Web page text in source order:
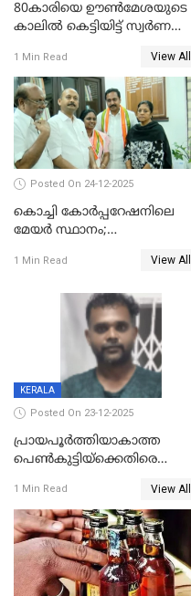
80കാരിയെ ഊൺമേശയുടെ
കാലിൽ കെട്ടിയിട്ട് സ്വർണവും
കൊച്ചുമകനും സുഹൃത്തും
അറസ്റ്റിൽ
1 Min Read View All
Posted On 24-12-2025
കൊച്ചി കോര്‍പ്പറേഷനിലെ
മേയര്‍ സ്ഥാനം;
രൂക്ഷം
1 Min Read View All
KERALA
Posted On 23-12-2025
പ്രായപൂർത്തിയാകാത്ത
പെൺകുട്ടിയ്ക്കെതിരെ
59 വർഷം തടവും 90,൦൦൦ രൂപ
പിഴയും ശിക്ഷ
1 Min Read View All